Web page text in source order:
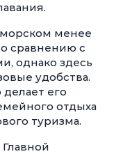
менее
сравнению с
однако здесь
удобства.
его
отдыха
туризма.
Главной